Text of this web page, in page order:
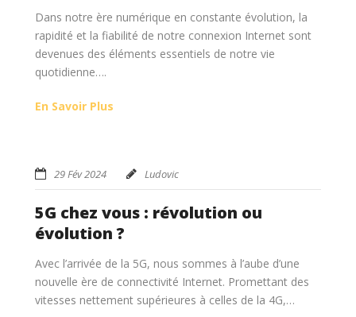
Dans notre ère numérique en constante évolution, la
rapidité et la fiabilité de notre connexion Internet sont
devenues des éléments essentiels de notre vie
quotidienne….
En Savoir Plus
29 Fév 2024 Ludovic
5G chez vous : révolution ou
évolution ?
Avec l’arrivée de la 5G, nous sommes à l’aube d’une
nouvelle ère de connectivité Internet. Promettant des
vitesses nettement supérieures à celles de la 4G,…